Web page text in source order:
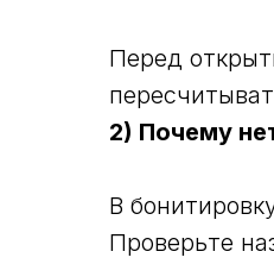
Перед
2) Почему
В
Проверьте